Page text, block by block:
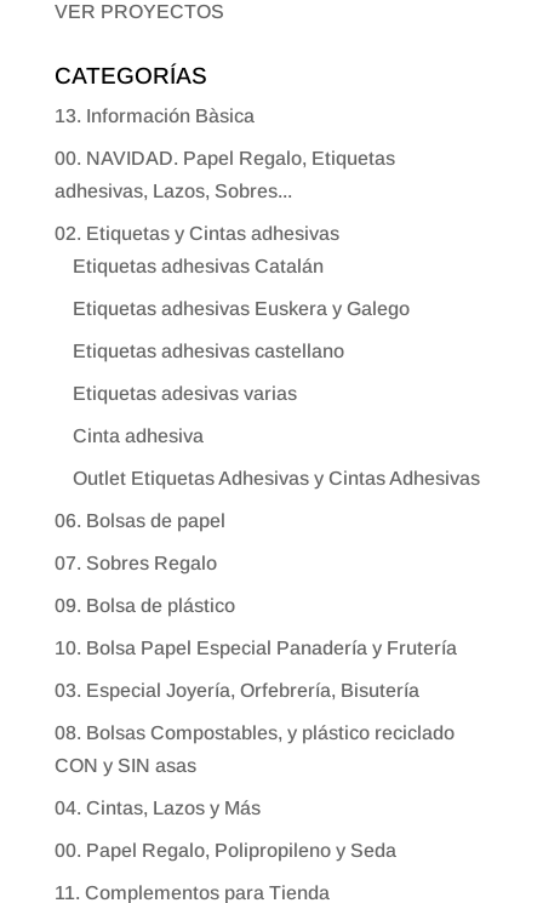
VER PROYECTOS
CATEGORÍAS
13. Información Bàsica
00. NAVIDAD. Papel Regalo, Etiquetas
adhesivas, Lazos, Sobres...
02. Etiquetas y Cintas adhesivas
Etiquetas adhesivas Catalán
Etiquetas adhesivas Euskera y Galego
Etiquetas adhesivas castellano
Etiquetas adesivas varias
Cinta adhesiva
Outlet Etiquetas Adhesivas y Cintas Adhesivas
06. Bolsas de papel
07. Sobres Regalo
09. Bolsa de plástico
10. Bolsa Papel Especial Panadería y Frutería
03. Especial Joyería, Orfebrería, Bisutería
08. Bolsas Compostables, y plástico reciclado
CON y SIN asas
04. Cintas, Lazos y Más
00. Papel Regalo, Polipropileno y Seda
11. Complementos para Tienda